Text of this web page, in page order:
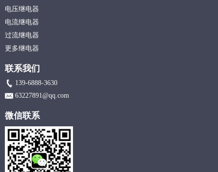
电压继电器
电流继电器
过流继电器
更多继电器
联系我们
139-6888-3630
63227891@qq.com
微信联系